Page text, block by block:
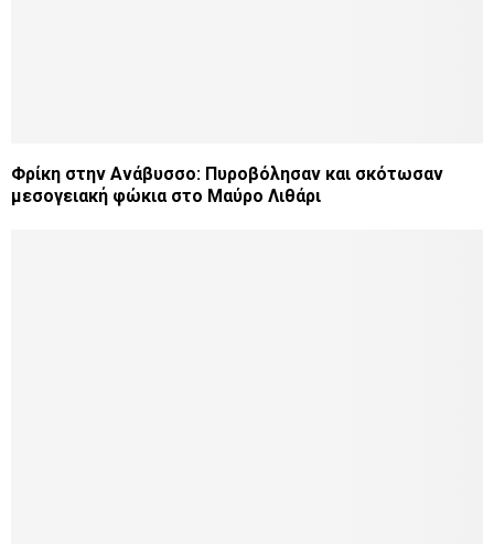
Φρίκη στην Ανάβυσσο: Πυροβόλησαν και σκότωσαν
μεσογειακή φώκια στο Μαύρο Λιθάρι